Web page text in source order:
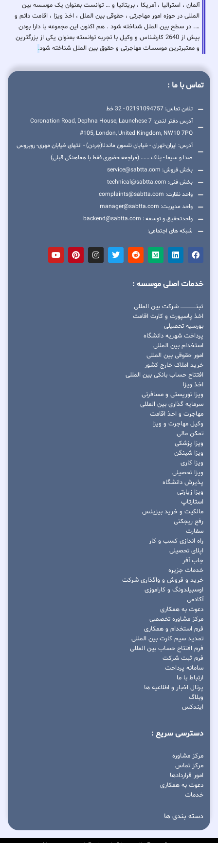
آلمان ، استرالیا ، آمریکا ، بریتانیا و … توانست بعنوان یک موسسه بین
المللی در حوزه امور مهاجرتی ، حقوقی بین الملل ، اخذ ویزا ، اقامت دائم و
…. در سطح بین الملل شناخته شود . هم اکنون این مجموعه با دارا بودن
بیش از 2640 کارشناس و وکیل با تجربه توانسته بعنوان یکی از بزرگترین
و معتبرترین موسسات مهاجرتی و حقوق بین الملل شناخته شود.
تماس با ما :
تلفن تماس: 02191094757 - 32 خط
آدرس دفتر لندن: 7 Coronation Road, Dephna House, Launchese
#105, London, United Kingdom, NW10 7PQ
آدرس: ایران-تهران - خیابان نلسون ماندلا(جردن) - انتهای خیابان مهری- روبروس
صدا و سیما - پلاک ...... (مراجعه حضوری فقط با هماهنگی قبلی)
بخش فروش: service@sabtta.com
بخش فنی: technical@sabtta.com
واحد نظارت: complaints@sabtta.com
واحد مدیریت: manager@sabtta.com
واحدتحقیق و توسعه : backend@sabtta.com
شبکه های اجتماعی:
خدمات اصلی موسسه :
ثبتــــــــــــــــ شرکت بین المللی
اخذ پاسپورت و کارت اقامت
بورسیه تحصیلی
پرداخت شهریه دانشگاه
استخدام بین المللی
امور حقوقی بین المللی
خرید املاک خارج کشور
افتتاح حساب بانکی بین المللی
اخذ ویزا
ویزا توریستی و مسافرتی
سرمایه گذاری بین المللی
مهاجرت و اخذ اقامت
وکیل مهاجرت و ویزا
تمکن مالی
ویزا پزشکی
ویزا شینگن
ویزا کاری
ویزا تحصیلی
پذیرش دانشگاه
ویزا زیارتی
استارتاپ
مالکیت و خرید بیزینس
رفع ریجکتی
سفارت
راه اندازی کسب و کار
اپلای تحصیلی
جاب آفر
خدمات جزیره
خرید و فروش و واگذاری شرکت
اوسبیلدونگ و کاراموزی
آکادمی
دعوت به همکاری
مرکز مشاوره تخصصی
فرم استخدام و همکاری
تمدید سیم کارت بین المللی
فرم افتتاح حساب بین المللی
فرم ثبت شرکت
سامانه پرداخت
ارتباط با ما
پرتال اخبار و اطلاعیه ها
وبلاگ
ایندکس
دسترسی سریع :
مرکز مشاوره
مرکز تماس
امور قراردادها
دعوت به همکاری
خدمات
دسته بندی ها